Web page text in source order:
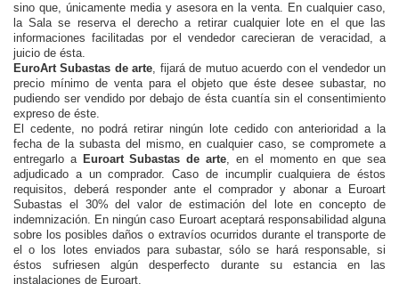
sino que, únicamente media y asesora en la venta. En cualquier caso,
la Sala se reserva el derecho a retirar cualquier lote en el que las
informaciones facilitadas por el vendedor carecieran de veracidad, a
juicio de ésta.
EuroArt Subastas de arte , fijará de mutuo acuerdo con el vendedor un
precio mínimo de venta para el objeto que éste desee subastar, no
pudiendo ser vendido por debajo de ésta cuantía sin el consentimiento
expreso de éste.
El cedente, no podrá retirar ningún lote cedido con anterioridad a la
fecha de la subasta del mismo, en cualquier caso, se compromete a
entregarlo a Euroart Subastas de arte , en el momento en que sea
adjudicado a un comprador. Caso de incumplir cualquiera de éstos
requisitos, deberá responder ante el comprador y abonar a Euroart
Subastas el 30% del valor de estimación del lote en concepto de
indemnización. En ningún caso Euroart aceptará responsabilidad alguna
sobre los posibles daños o extravíos ocurridos durante el transporte de
el o los lotes enviados para subastar, sólo se hará responsable, si
éstos sufriesen algún desperfecto durante su estancia en las
instalaciones de Euroart.